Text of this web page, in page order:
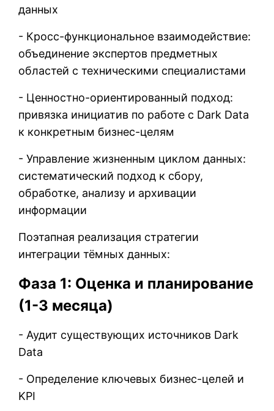
данных
- Кросс-функциональное взаимодействие:
объединение экспертов предметных
областей с техническими специалистами
- Ценностно-ориентированный подход:
привязка инициатив по работе с Dark Data
к конкретным бизнес-целям
- Управление жизненным циклом данных:
систематический подход к сбору,
обработке, анализу и архивации
информации
Поэтапная реализация стратегии
интеграции тёмных данных:
Фаза 1: Оценка и планирование
(1-3 месяца)
- Аудит существующих источников Dark
Data
- Определение ключевых бизнес-целей и
KPI